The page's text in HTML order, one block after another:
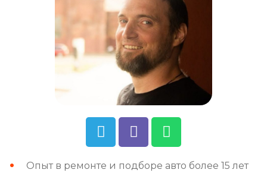
Опыт в ремонте и подборе авто более 15 лет